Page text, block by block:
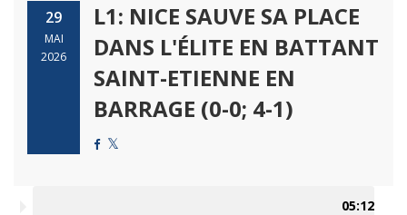
29
MAI
2026
L1: NICE SAUVE SA PLACE
DANS L'ÉLITE EN BATTANT
SAINT-ETIENNE EN
BARRAGE (0-0; 4-1)
05:12